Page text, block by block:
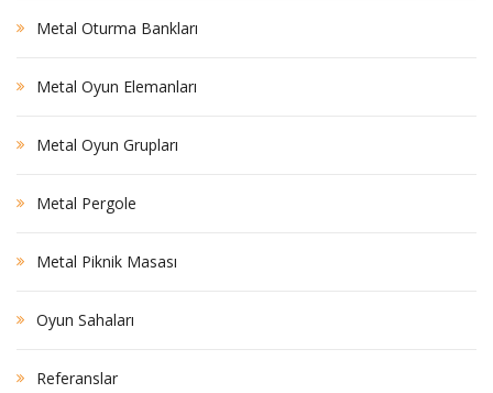
Metal Oturma Bankları
Metal Oyun Elemanları
Metal Oyun Grupları
Metal Pergole
Metal Piknik Masası
Oyun Sahaları
Referanslar